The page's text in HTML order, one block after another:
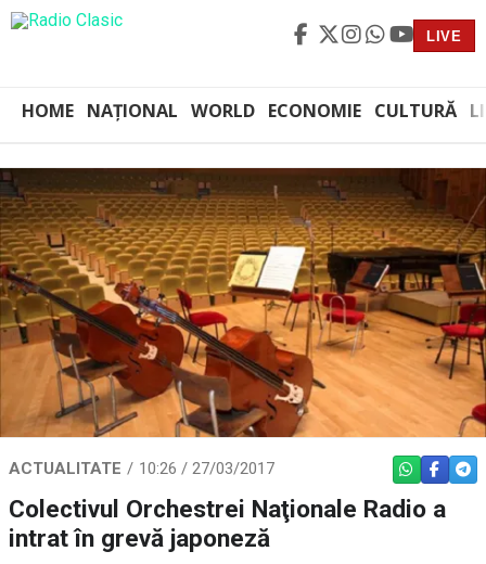
LIVE
HOME NAȚIONAL WORLD ECONOMIE CULTURĂ
ACTUALITATE 10:26 / 27/03/2017 WHATSAPP
Colectivul Orchestrei Naţionale Radio a
intrat în grevă japoneză